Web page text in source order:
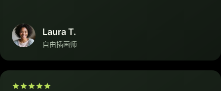
Laura T.
自由插画师